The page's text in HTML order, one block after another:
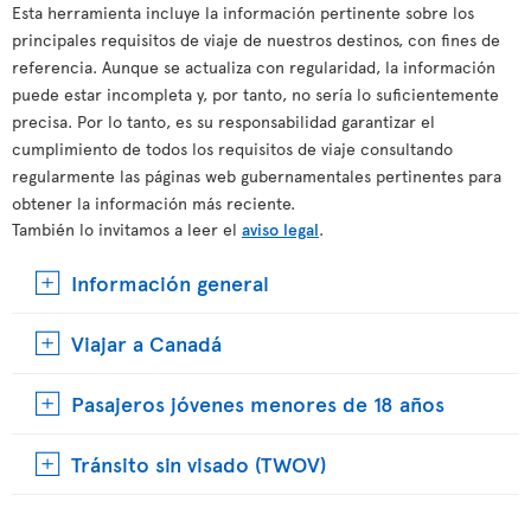
Esta herramienta incluye la información pertinente sobre los
principales requisitos de viaje de nuestros destinos, con fines de
referencia. Aunque se actualiza con regularidad, la información
puede estar incompleta y, por tanto, no sería lo suficientemente
precisa. Por lo tanto, es su responsabilidad garantizar el
cumplimiento de todos los requisitos de viaje consultando
regularmente las páginas web gubernamentales pertinentes para
obtener la información más reciente.
También lo invitamos a leer el aviso legal.
Información general
Viajar a Canadá
Pasajeros jóvenes menores de 18 años
Tránsito sin visado (TWOV)